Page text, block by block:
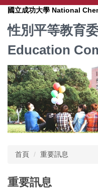
跳
主
要
內
區
國立成功大學 National
性別平等教育
Education
首頁 重要訊息
重要訊息